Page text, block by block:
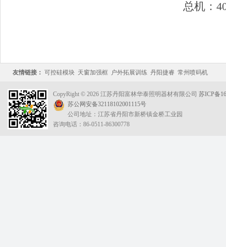
总机：
友情链接： 可控硅模块 天窗加强框 户外拓展训练 丹阳捷睿 常州喷码机
CopyRight © 2026 江苏丹阳富林华泰照明器材有限公司 苏ICP备
苏公网安备32118102001115号
公司地址：江苏省丹阳市新桥镇金桥工业园
咨询电话：86-0511-86300778